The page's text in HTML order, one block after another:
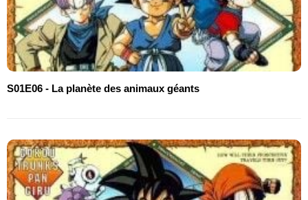
S01E06 - La planète des animaux géants